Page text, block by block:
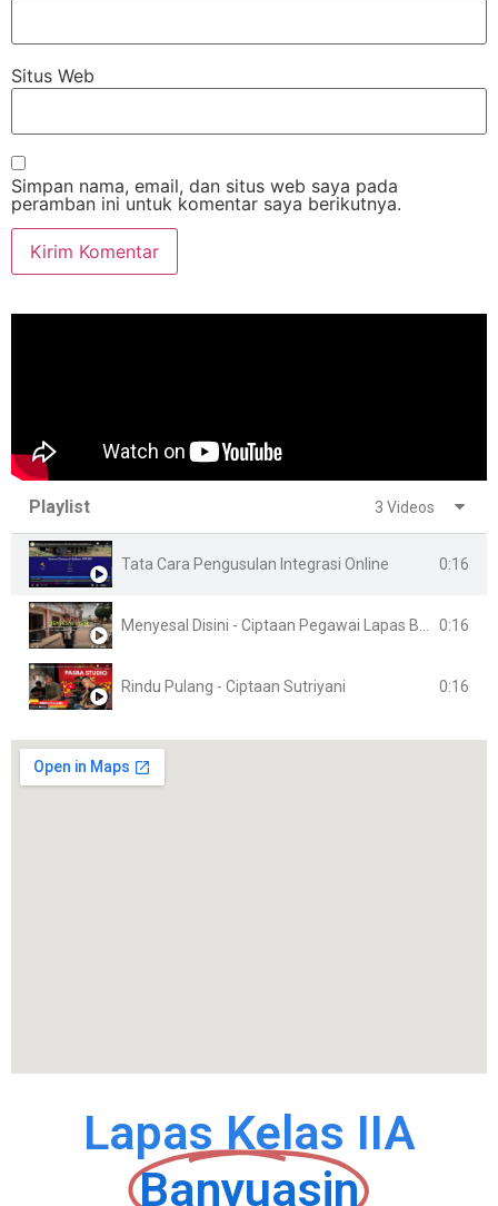
Situs Web
Simpan nama, email, dan situs web saya pada
peramban ini untuk komentar saya berikutnya.
Playlist 3 Videos
Tata Cara Pengusulan Integrasi Online 0:16
Menyesal Disini - Ciptaan Pegawai Lapas Banyuasin 0:16
Rindu Pulang - Ciptaan Sutriyani 0:16
Lapas Kelas IIA
Banyuasin